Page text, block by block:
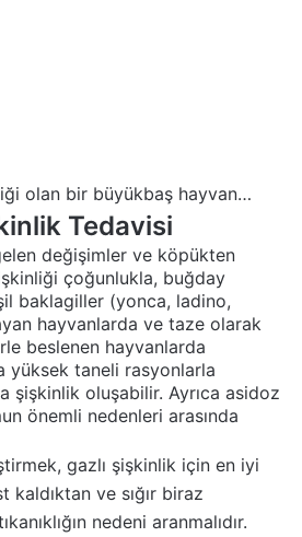
olan bir büyükbaş hayvan…
Tedavisi
değişimler ve köpükten
çoğunlukla, buğday
baklagiller (yonca, ladino,
hayvanlarda ve taze olarak
beslenen hayvanlarda
yüksek taneli rasyonlarla
şişkinlik oluşabilir. Ayrıca asidoz
önemli nedenleri arasında
gazlı şişkinlik için en iyi
kaldıktan ve sığır biraz
nedeni aranmalıdır.